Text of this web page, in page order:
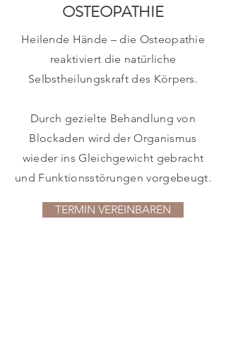
OSTEOPATHIE
Heilende Hände – die Osteopathie
reaktiviert die natürliche
Selbstheilungskraft des Körpers.
Durch gezielte Behandlung von
Blockaden wird der Organismus
wieder ins Gleichgewicht gebracht
und Funktionsstörungen vorgebeugt.
TERMIN VEREINBAREN